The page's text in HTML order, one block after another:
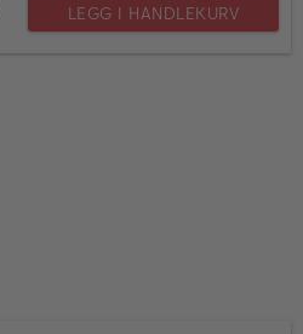
LEGG I HANDLEKURV